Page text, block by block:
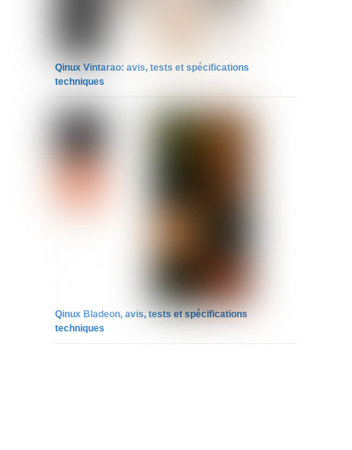
Qinux Vintarao: avis, tests et spécifications
techniques
Qinux Bladeon, avis, tests et spécifications
techniques